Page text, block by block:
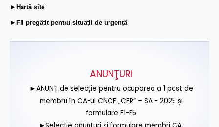
►Hartă site
►Fii pregătit pentru situații de urgență
ANUNŢURI
►ANUNȚ de selecție pentru ocuparea a 1 post de
membru în CA-ul CNCF „CFR” – SA - 2025 și
formulare F1-F5